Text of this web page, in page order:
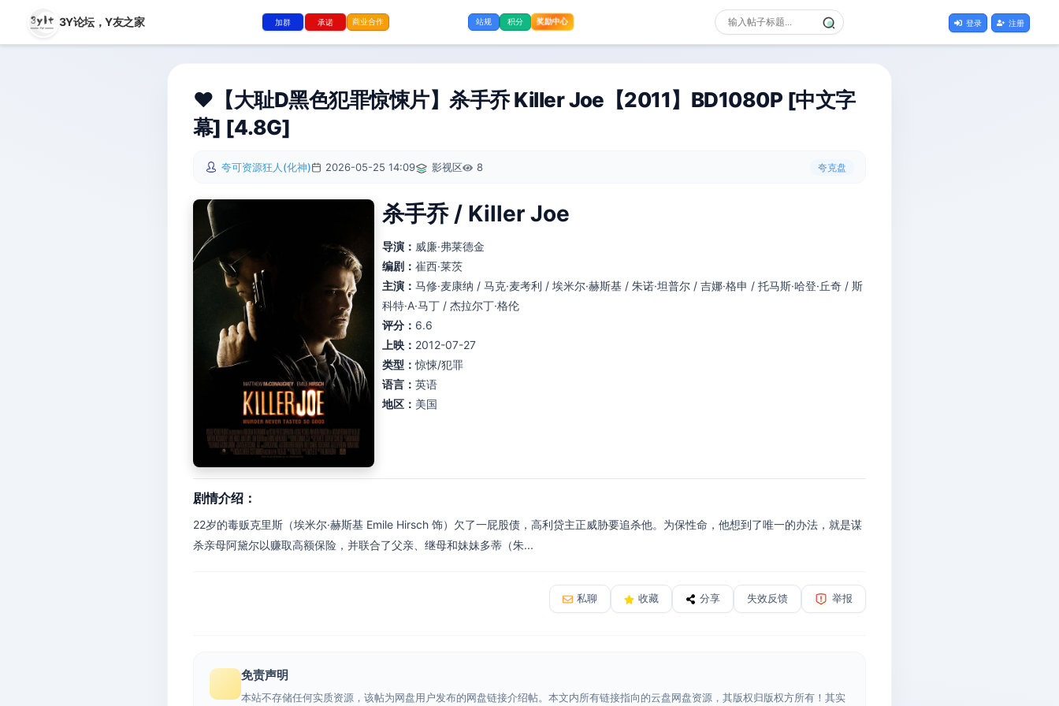
3Y论坛，Y友之家 加群 承诺 商业合作 站规 积分 奖励中心 登录 注册
❤️【大耻D黑色犯罪惊悚片】杀手乔 Killer Joe【2011】BD1080P [中文字
幕] [4.8G]
夸可资源狂人(化神) 2026-05-25 14:09 影视区 8 夸克盘
杀手乔 / Killer Joe
导演： 威廉·弗莱德金
编剧： 崔西·莱茨
主演： 马修·麦康纳 / 马克·麦考利 / 埃米尔·赫斯基 / 朱诺·坦普尔 / 吉娜·格申 / 托马斯·哈登·丘奇 / 斯
科特·A·马丁 / 杰拉尔丁·格伦
评分： 6.6
上映： 2012-07-27
类型：惊悚/犯罪
语言： 英语
地区： 美国
剧情介绍：
22岁的毒贩克里斯（埃米尔·赫斯基 Emile Hirsch 饰）欠了一屁股债，高利贷主正威胁要追杀他。为保性命，他想到了唯一的办法，就是谋
杀亲母阿黛尔以赚取高额保险，并联合了父亲、继母和妹妹多蒂（朱...
私聊 收藏 分享 失效反馈 举报
免责声明
本站不存储任何实质资源，该帖为网盘用户发布的网盘链接介绍帖。本文内所有链接指向的云盘网盘资源，其版权归版权方所有！其实